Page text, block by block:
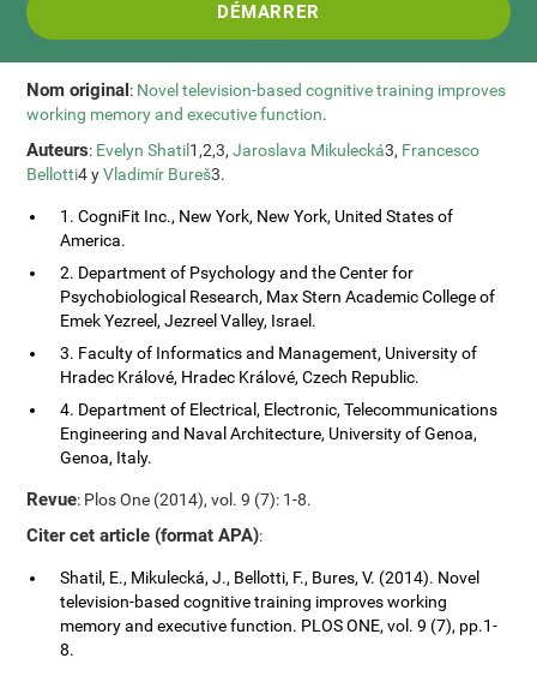
DÉMARRER
Nom original: Novel television-based cognitive training improves
working memory and executive function.
Auteurs: Evelyn Shatil 1,2,3,Jaroslava Mikulecká3, Francesco
Bellotti4 yVladimír Bureš3.
1. CogniFit Inc., New York, New York, United States of
America.
2. Department of Psychology and the Center for
Psychobiological Research, Max Stern Academic College of
Emek Yezreel, Jezreel Valley, Israel.
3. Faculty of Informatics and Management, University of
Hradec Králové, Hradec Králové, Czech Republic.
4. Department of Electrical, Electronic, Telecommunications
Engineering and Naval Architecture, University of Genoa,
Genoa, Italy.
Revue: Plos One (2014), vol. 9 (7): 1-8.
Citer cet article (format APA):
Shatil, E., Mikulecká, J., Bellotti, F., Bures, V. (2014). Novel
television-based cognitive training improves working
memory and executive function. PLOS ONE, vol. 9 (7), pp.1-
8.